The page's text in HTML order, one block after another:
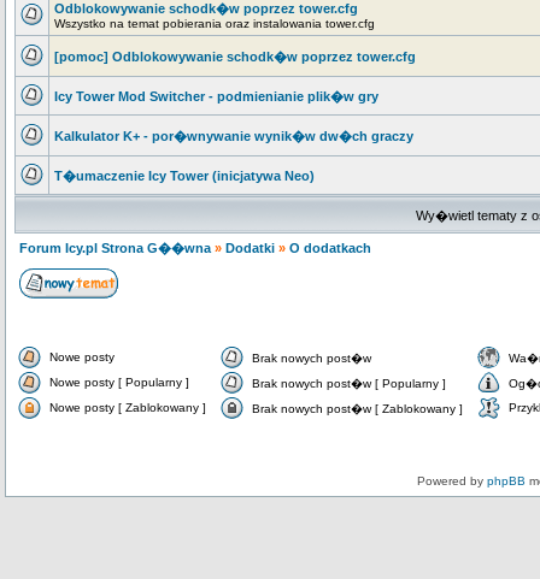
Odblokowywanie schodk�w poprzez tower.cfg
Wszystko na temat pobierania oraz instalowania tower.cfg
[pomoc] Odblokowywanie schodk�w poprzez tower.cfg
Icy Tower Mod Switcher - podmienianie plik�w gry
Kalkulator K+ - por�wnywanie wynik�w dw�ch graczy
T�umaczenie Icy Tower (inicjatywa Neo)
Wy�wietl tematy z
Forum Icy.pl Strona G��wna » Dodatki » O dodatkach
Nowe posty Brak nowych post�w
Nowe posty [ Popularny ]
Brak nowych post�w [ Popularny ]
Nowe posty [ Zablokowany ]
Brak nowych post�w [ Zablokowany ]
Powered by phpBB